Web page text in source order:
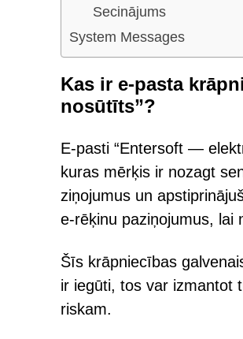
Secinājums
System Messages
Kas ir e-pasta
nosūtīts”?
E-pasti “Entersoft —
kuras mērķis ir nozagt
ziņojumus un
e-rēķinu paziņojumus, lai
Šīs krāpniecības
ir iegūti, tos var izmantot
riskam.